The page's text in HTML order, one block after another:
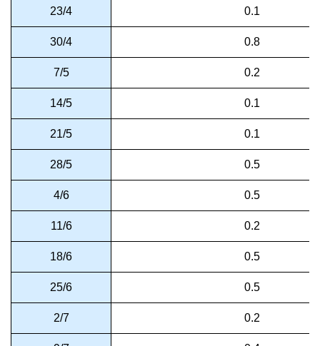
23/4 0.1
30/4 0.8
7/5 0.2
14/5 0.1
21/5 0.1
28/5 0.5
4/6 0.5
11/6 0.2
18/6 0.5
25/6 0.5
2/7 0.2